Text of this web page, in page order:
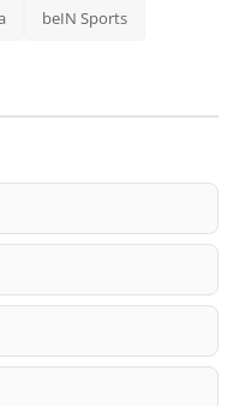
beIN Sports